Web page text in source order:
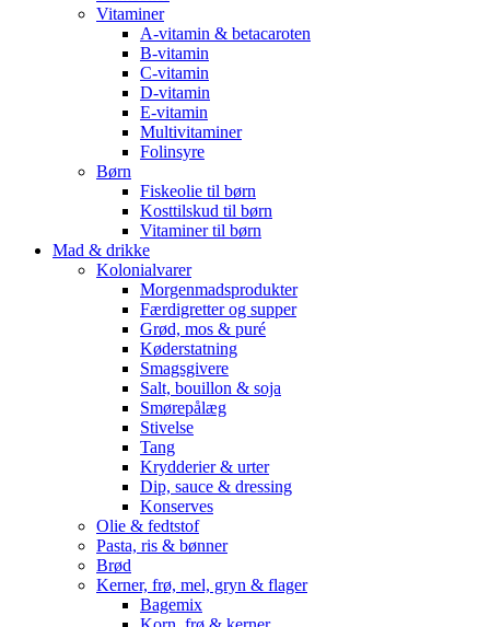
Vitaminer
A-vitamin & betacaroten
B-vitamin
C-vitamin
D-vitamin
E-vitamin
Multivitaminer
Folinsyre
Børn
Fiskeolie til børn
Kosttilskud til børn
Vitaminer til børn
Mad & drikke
Kolonialvarer
Morgenmadsprodukter
Færdigretter og supper
Grød, mos & puré
Køderstatning
Smagsgivere
Salt, bouillon & soja
Smørepålæg
Stivelse
Tang
Krydderier & urter
Dip, sauce & dressing
Konserves
Olie & fedtstof
Pasta, ris & bønner
Brød
Kerner, frø, mel, gryn & flager
Bagemix